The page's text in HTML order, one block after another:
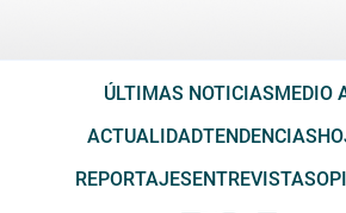
ÚLTIMAS NOTICIASMEDIO
ACTUALIDADTENDENCIAS
REPORTAJESENTREVISTAS